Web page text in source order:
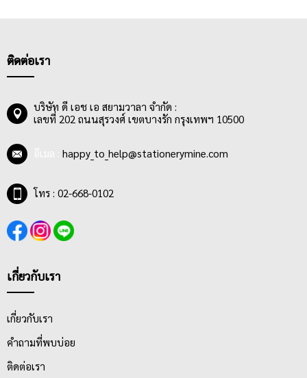
ติดต่อเรา
บริษัท ดี เอช เอ สยามวาลา จำกัด :
เลขที่ 202 ถนนสุรวงศ์ เขตบางรัก กรุงเทพฯ 10500
happy_to_help@stationerymine.com
โทร : 02-668-0102
เกี่ยวกับเรา
เกี่ยวกับเรา
คำถามที่พบบ่อย
ติดต่อเรา